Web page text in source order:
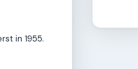
in 1955.